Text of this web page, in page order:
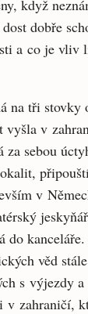
když
dobře
a co je vliv
na tři
vyšla v
za sebou
v
do
věd
s výjezdy
zahraničí,